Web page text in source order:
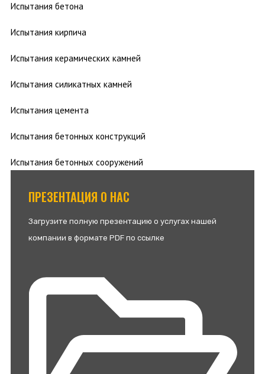
Испытания бетона
Испытания кирпича
Испытания керамических камней
Испытания силикатных камней
Испытания цемента
Испытания бетонных конструкций
Испытания бетонных сооружений
ПРЕЗЕНТАЦИЯ О НАС
Загрузите полную презентацию о услугах нашей
компании в формате PDF по ссылке